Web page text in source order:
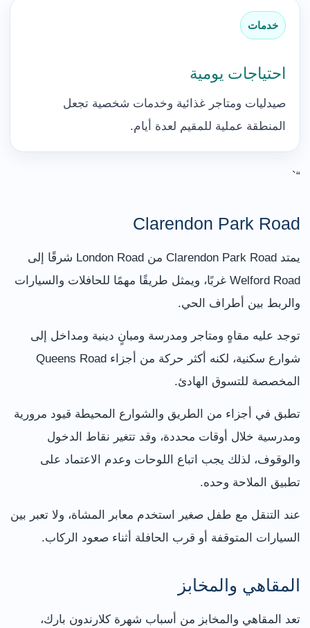
خدمات
احتياجات يومية
صيدليات ومتاجر غذائية وخدمات شخصية تجعل
المنطقة عملية للمقيم لعدة أيام.
“`
Clarendon Park Road
يمتد Clarendon Park Road من London Road شرقًا إلى
Welford Road غربًا، ويمثل طريقًا مهمًا للحافلات والسيارات
والربط بين أطراف الحي.
توجد عليه مقاهٍ ومتاجر ومدرسة ومبانٍ دينية ومداخل إلى
شوارع سكنية، لكنه أكثر حركة من أجزاء Queens Road
المخصصة للتسوق الهادئ.
تطبق في أجزاء من الطريق والشوارع المحيطة قيود مرورية
ومدرسية خلال أوقات محددة، وقد تتغير نقاط الدخول
والوقوف، لذلك يجب اتباع اللوحات وعدم الاعتماد على
تطبيق الملاحة وحده.
عند التنقل مع طفل صغير استخدم معابر المشاة، ولا تعبر بين
السيارات المتوقفة أو قرب الحافلة أثناء صعود الركاب.
المقاهي والمخابز
تعد المقاهي والمخابز من أسباب شهرة كلارندون بارك،